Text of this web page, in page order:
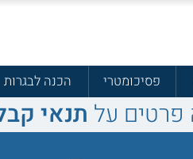
פסיכומטרי הכנה לבגרות
פרטים על תנאי